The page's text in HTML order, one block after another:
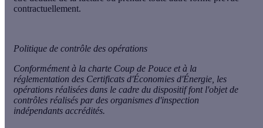
contractuellement.
Politique de contrôle des opérations
Conformément à la charte Coup de Pouce et à la
réglementation des Certificats d'Économies d'Énergie, les
opérations réalisées dans le cadre du dispositif font l'objet de
contrôles réalisés par des organismes d'inspection
indépendants accrédités.